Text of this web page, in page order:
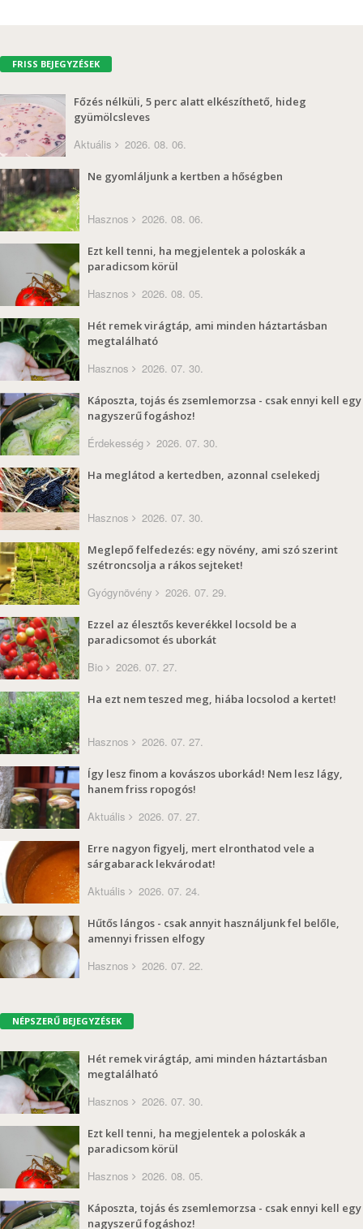
FRISS BEJEGYZÉSEK
Főzés nélküli, 5 perc alatt elkészíthető, hideg
gyümölcsleves
Aktuális 2026. 08. 06.
Ne gyomláljunk a kertben a hőségben
Hasznos 2026. 08. 06.
Ezt kell tenni, ha megjelentek a poloskák a
paradicsom körül
Hasznos 2026. 08. 05.
Hét remek virágtáp, ami minden háztartásban
megtalálható
Hasznos 2026. 07. 30.
Káposzta, tojás és zsemlemorzsa - csak ennyi kell egy
nagyszerű fogáshoz!
Érdekesség 2026. 07. 30.
Ha meglátod a kertedben, azonnal cselekedj
Hasznos 2026. 07. 30.
Meglepő felfedezés: egy növény, ami szó szerint
szétroncsolja a rákos sejteket!
Gyógynövény 2026. 07. 29.
Ezzel az élesztős keverékkel locsold be a
paradicsomot és uborkát
Bio 2026. 07. 27.
Ha ezt nem teszed meg, hiába locsolod a kertet!
Hasznos 2026. 07. 27.
Így lesz finom a kovászos uborkád! Nem lesz lágy,
hanem friss ropogós!
Aktuális 2026. 07. 27.
Erre nagyon figyelj, mert elronthatod vele a
sárgabarack lekvárodat!
Aktuális 2026. 07. 24.
Hűtős lángos - csak annyit használjunk fel belőle,
amennyi frissen elfogy
Hasznos 2026. 07. 22.
NÉPSZERŰ BEJEGYZÉSEK
Hét remek virágtáp, ami minden háztartásban
megtalálható
Hasznos 2026. 07. 30.
Ezt kell tenni, ha megjelentek a poloskák a
paradicsom körül
Hasznos 2026. 08. 05.
Káposzta, tojás és zsemlemorzsa - csak ennyi kell egy
nagyszerű fogáshoz!